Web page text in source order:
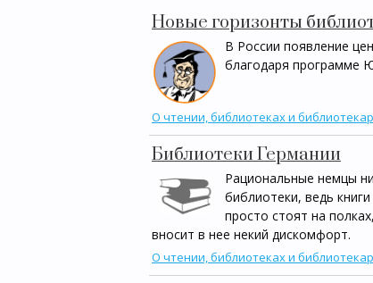
Новые горизонты
В России появление
благодаря программе
О чтении, библиотеках и
Библиотеки Германии
Рациональные немцы
библиотеки, ведь
просто стоят на
вносит в нее некий дискомфорт.
О чтении, библиотеках и